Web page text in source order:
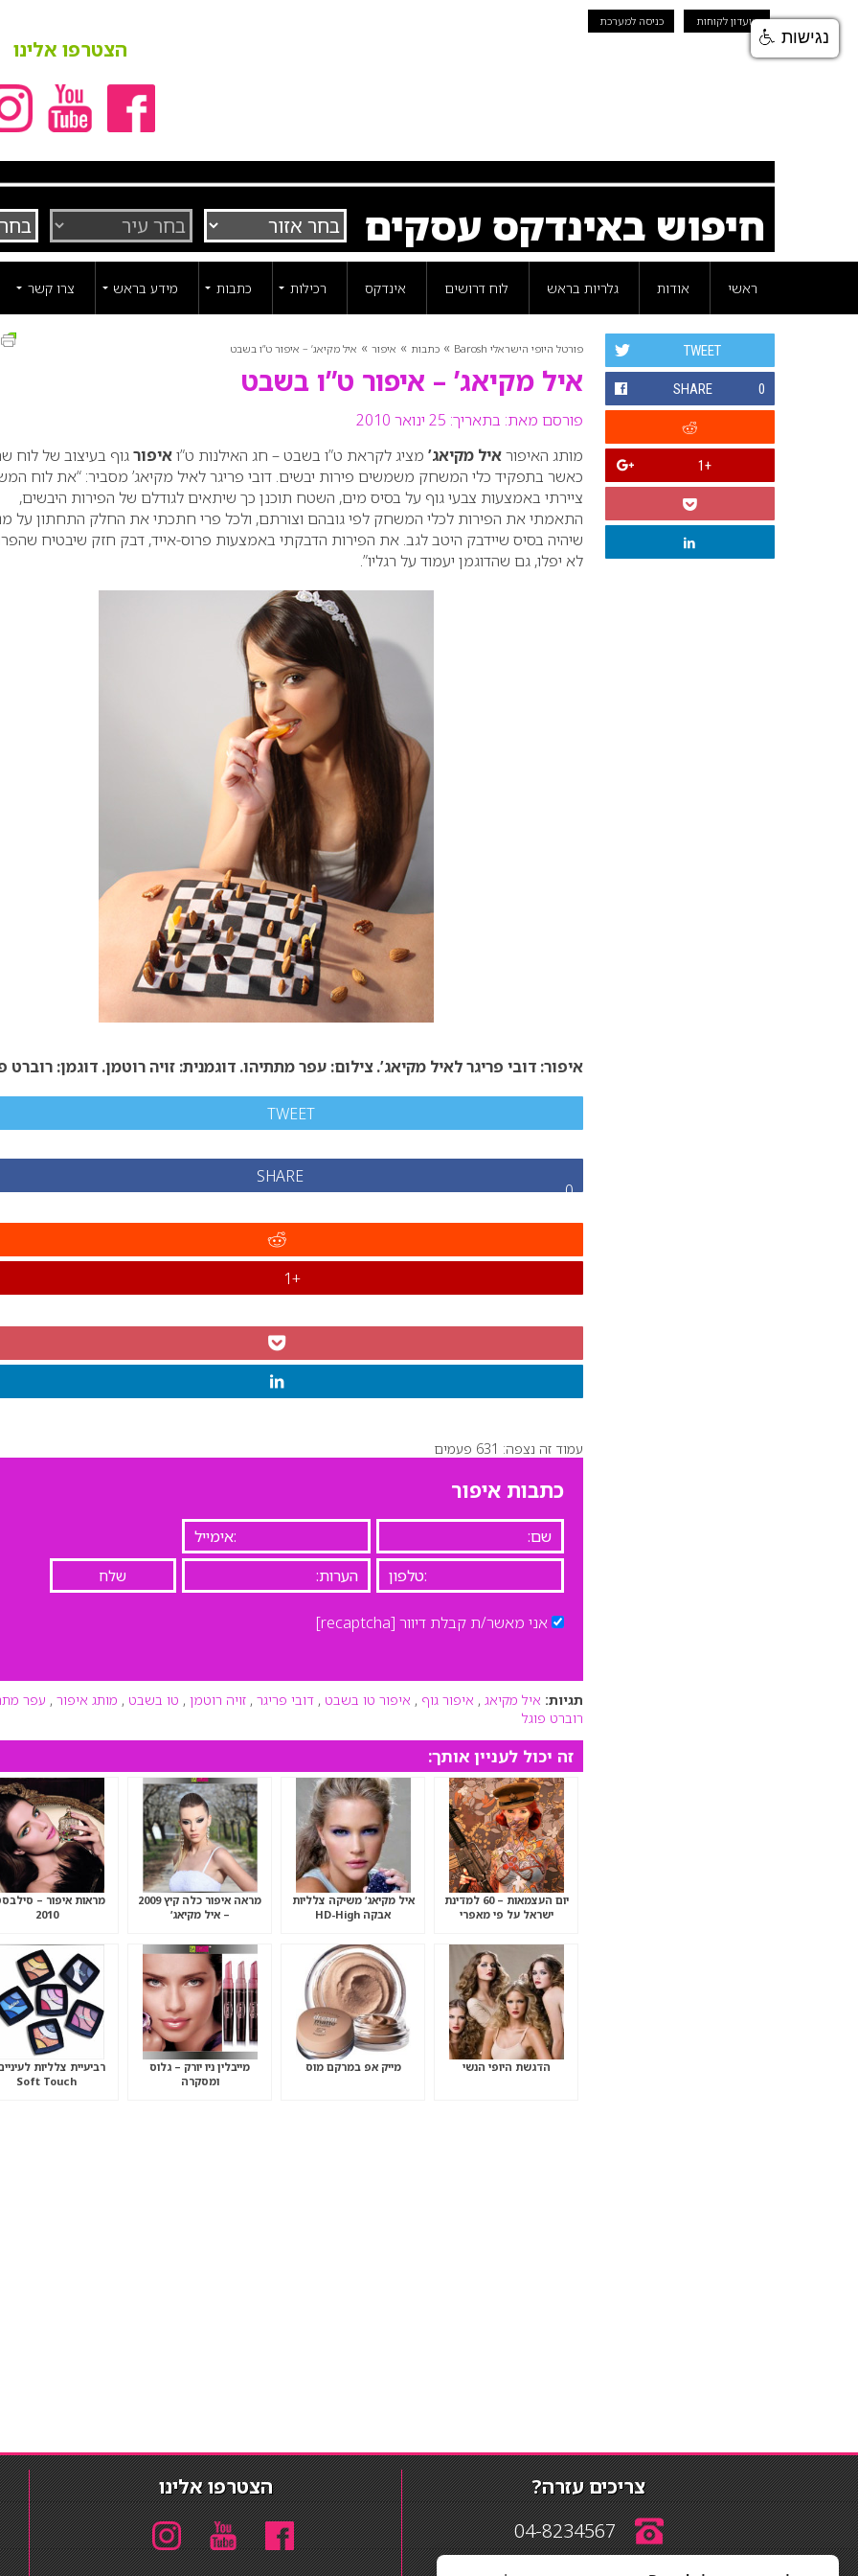
מועדון לקוחות כניסה למערכת
הצטרפו אלינו
חיפוש באינדקס עסקים
ראשי אודות גלריות בראש לוח דרושים אינדקס רכילות כתבות מידע בראש צרו קשר
פורטל היופי הישראלי Barosh » כתבות » איפור » איל מקיאג’ – איפור ט”ו בשבט
איל מקיאג’ – איפור ט”ו בשבט
פורסם מאת: בתאריך: 25 ינואר 2010
TWEET
SHARE 0
+1 מותג האיפוראיל מקיאג’ מציג לקראת ט”ו בשבט – חג האילנות ט”ואיפורגוף בעיצוב של לוח
כאשר בתפקיד כלי המשחק משמשים פירות יבשים. דובי פריגר לאיל מקיאג’ מסביר: “את לוח
ציירתי באמצעות צבעי גוף על בסיס מים, השטח תוכנן כך שיתאים לגודלם של הפירות היבשים,
התאמתי את הפירות לכלי המשחק לפי גובהם וצורתם, ולכל פרי חתכתי את החלק התחתון על
שיהיה בסיס שיידבק היטב לגב. את הפירות הדבקתי באמצעות פרוס-אייד, דבק חזק שיבטיח
לא יפלו, גם שהדוגמן יעמוד על רגליו”.
איפור: דובי פריגר לאיל מקיאג’.צילום: עפר מתתיהו. דוגמנית: זויה רוטמן. דוגמן: רוברט
TWEET
SHARE
0
+1
עמוד זה נצפה: 631 פעמים
כתבות איפור
אני מאשר/ת קבלת דיוור [recaptcha]
תגיות: איל מקיאג , איפור גוף , איפור טו בשבט , דובי פריגר , זויה רוטמן , טו בשבט , מותג איפור , עפר
רוברט פוגל
זה יכול לעניין אותך:
יום העצמאות – 60 למדינת
ישראל על פי מאפרי
איל מקיאג’ משיקה צלליות
אבקה HD-High
מראה איפור כלה קיץ 2009
– איל מקיאג’
מראות איפור –
2010
הדגשת היופי הנשי מייק אפ במרקם מוס
מייבלין ניו יורק – גלוס
ומסקרה
רביעיית צלליות
Soft Touch
צריכים עזרה?
04-8234567
הצטרפו אלינו
נגישות